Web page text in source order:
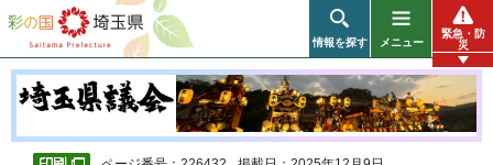
彩の国 埼玉県
情報を探す メニュー
緊急・防
災